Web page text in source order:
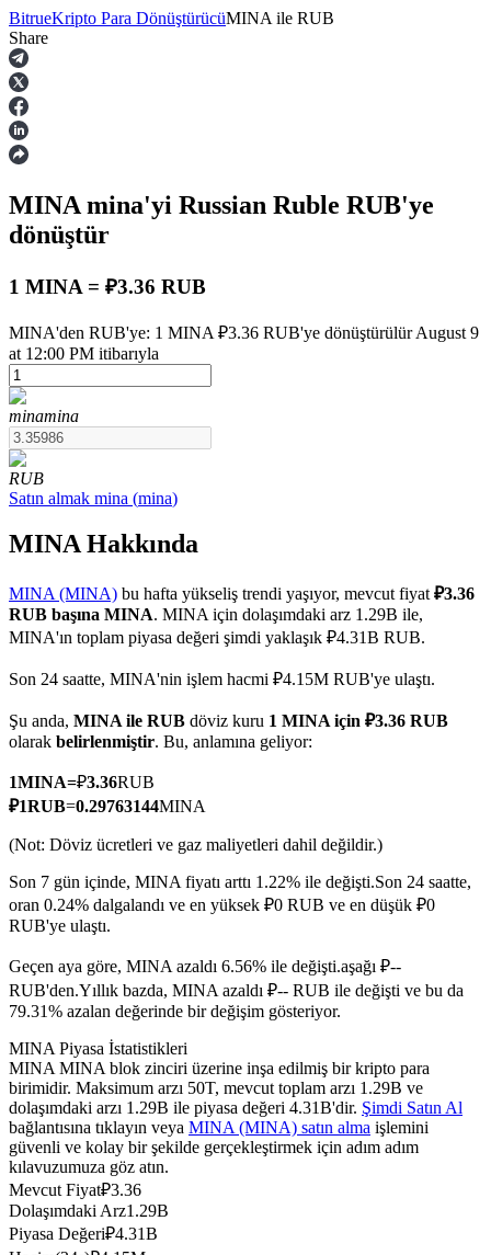
Vadeli İşlemler
USDT Vadeli İşlemleri
Teminat olarak USDT kullanan vadeli işlemler
COIN-M Vadeli İşlemleri
Kripto Para Vadeli İşlemleri
Hisse senetleri, döviz, değerli metaller ve emtia türevleri
USDC Vadeli İşlemleri
USDC'yi teminat olarak kullanan vadeli işlemler
Kopya Ticaret
BitrueKripto Para DönüştürücüMINA ile RUB
Share
MINA mina'yi Russian Ruble RUB'ye
dönüştür
1 MINA = ₽3.36 RUB
MINA'den RUB'ye: 1 MINA ₽3.36 RUB'ye dönüştürülür August 9
at 12:00 PM itibarıyla
minamina
RUB
Satın almak mina (mina)
MINA Hakkında
MINA (MINA) bu hafta yükseliş trendi yaşıyor, mevcut fiyat ₽3.36
RUB başına MINA. MINA için dolaşımdaki arz 1.29B ile,
MINA'ın toplam piyasa değeri şimdi yaklaşık ₽4.31B RUB.
Son 24 saatte, MINA'nin işlem hacmi ₽4.15M RUB'ye ulaştı.
Şu anda, MINA ile RUB döviz kuru 1 MINA için ₽3.36 RUB
olarak belirlenmiştir. Bu, anlamına geliyor:
1MINA=₽3.36RUB
₽1RUB=0.29763144MINA
(Not: Döviz ücretleri ve gaz maliyetleri dahil değildir.)
Son 7 gün içinde, MINA fiyatı arttı 1.22% ile değişti.Son 24 saatte,
oran 0.24% dalgalandı ve en yüksek ₽0 RUB ve en düşük ₽0
RUB'ye ulaştı.
Geçen aya göre, MINA azaldı 6.56% ile değişti.aşağı ₽--
RUB'den.Yıllık bazda, MINA azaldı ₽-- RUB ile değişti ve bu da
79.31% azalan değerinde bir değişim gösteriyor.
MINA Piyasa İstatistikleri
MINA MINA blok zinciri üzerine inşa edilmiş bir kripto para
birimidir. Maksimum arzı 50T, mevcut toplam arzı 1.29B ve
dolaşımdaki arzı 1.29B ile piyasa değeri 4.31B'dir. Şimdi Satın Al
bağlantısına tıklayın veya MINA (MINA) satın alma işlemini
güvenli ve kolay bir şekilde gerçekleştirmek için adım adım
kılavuzumuza göz atın.
Mevcut Fiyat₽3.36
Dolaşımdaki Arz1.29B
Piyasa Değeri₽4.31B